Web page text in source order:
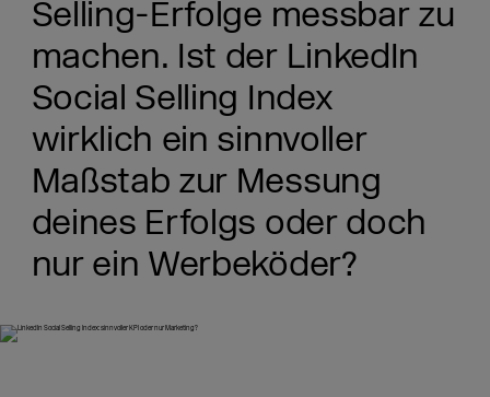
Selling-Erfolge messbar zu
machen. Ist der LinkedIn
Social Selling Index
wirklich ein sinnvoller
Maßstab zur Messung
deines Erfolgs oder doch
nur ein Werbeköder?